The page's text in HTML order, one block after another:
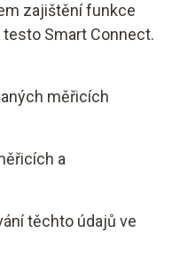
zajištění funkce
Smart Connect.
měřicích
a
těchto údajů ve